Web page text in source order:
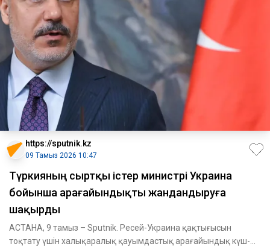
https://sputnik.kz
09 Тамыз 2026 10:47
Түркияның сыртқы істер министрі Украина
бойынша арағайындықты жандандыруға
шақырды
АСТАНА, 9 тамыз – Sputnik. Ресей-Украина қақтығысын
тоқтату үшін халықаралық қауымдастық арағайындық күш-